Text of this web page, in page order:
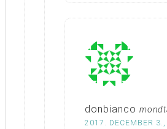
donbianco
2017. DECEMBER 3.,